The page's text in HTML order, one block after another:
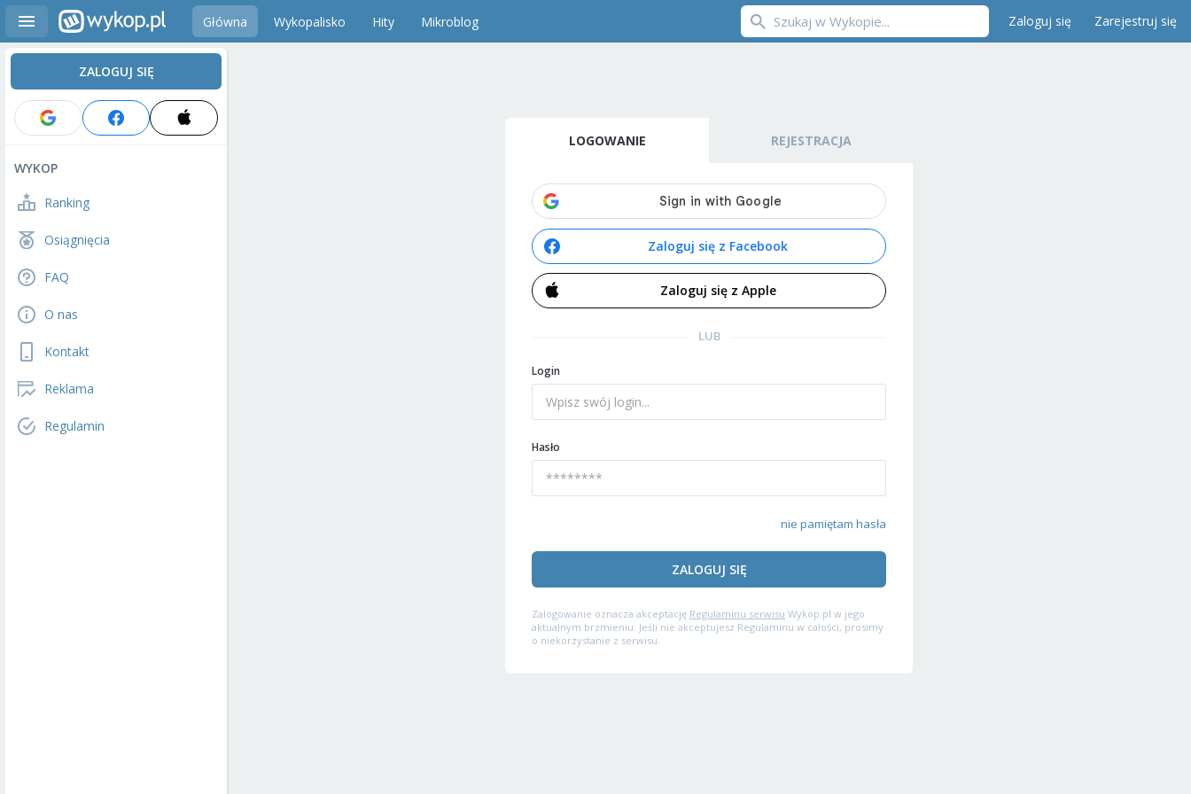
Główna Wykopalisko Hity Mikroblog Zaloguj się Zarejestruj się
ZALOGUJ SIĘ
WYKOP
Ranking
Osiągnięcia
FAQ
O nas
Kontakt
Reklama
Regulamin
LOGOWANIE REJESTRACJA
Zaloguj się z Facebook
Zaloguj się z Apple
LUB
Login
Hasło
nie pamiętam hasła
ZALOGUJ SIĘ
Zalogowanie oznacza akceptację Regulaminu serwisu Wykop.pl w jego
aktualnym brzmieniu. Jeśli nie akceptujesz Regulaminu w całości, prosimy
o niekorzystanie z serwisu.